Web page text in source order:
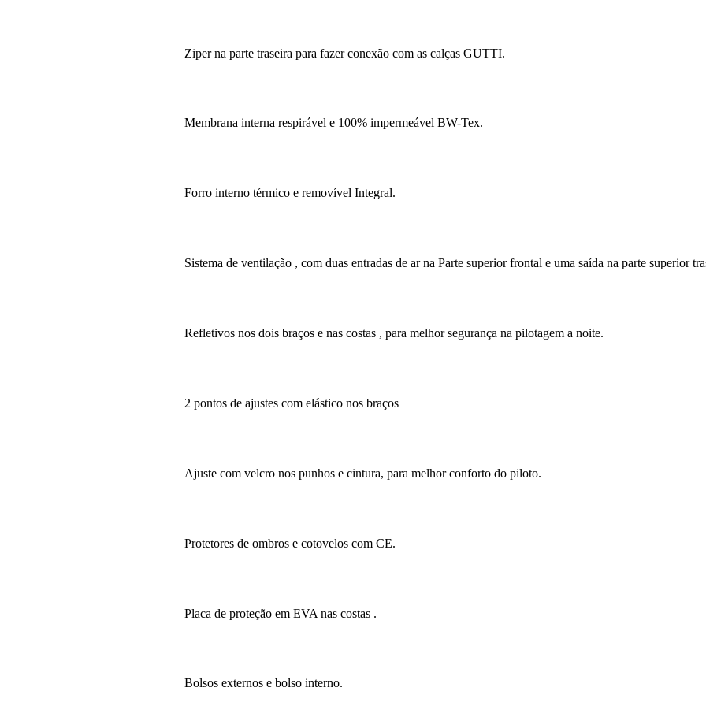
Ziper na parte traseira para fazer conexão com as calças GUTTI.
Membrana interna respirável e 100% impermeável BW-Tex.
Forro interno térmico e removível Integral.
Sistema de ventilação , com duas entradas de ar na Parte superior frontal e uma saída na parte superior
Refletivos nos dois braços e nas costas , para melhor segurança na pilotagem a noite.
2 pontos de ajustes com elástico nos braços
Ajuste com velcro nos punhos e cintura, para melhor conforto do piloto.
Protetores de ombros e cotovelos com CE.
Placa de proteção em EVA nas costas .
Bolsos externos e bolso interno.